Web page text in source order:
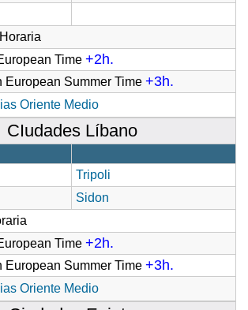
Time +2h.
European Summer Time +3h.
Oriente Medio
CIudades Líbano
Tripoli
Sidon
Time +2h.
European Summer Time +3h.
Oriente Medio